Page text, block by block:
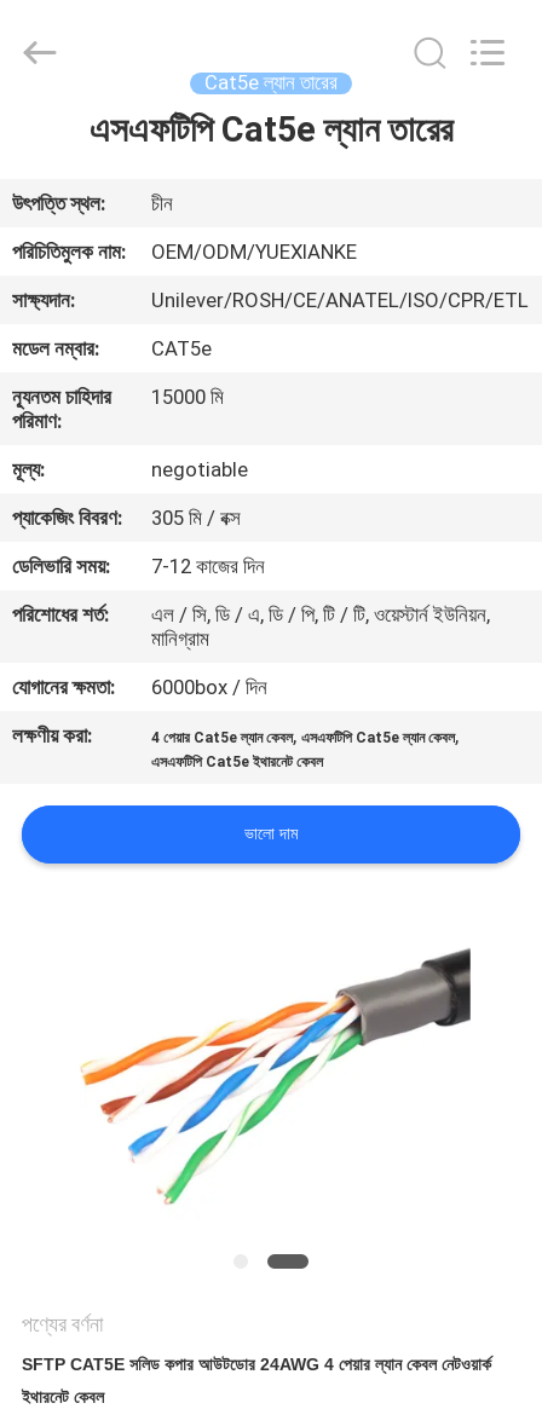
পণ্য
ভিডিও
আমাদের
সম্পর্কে
কারখানা
ভ্রমণ
মান
যোগাযোগ
খবর
গোপনীয়তা
Industry
Cat5e ল্যান তারের
এসএফটিপি Cat5e ল্যান তারের
উৎপত্তি স্থল:
চীন
পরিচিতিমুলক নাম:
OEM/ODM/YUEXIANKE
সাক্ষ্যদান:
Unilever/ROSH/CE/ANATEL/ISO/CPR/ETL
মডেল নম্বার:
CAT5e
ন্যূনতম চাহিদার
পরিমাণ:
15000 মি
মূল্য:
negotiable
প্যাকেজিং বিবরণ:
305 মি / বক্স
ডেলিভারি সময়:
7-12 কাজের দিন
পরিশোধের শর্ত:
এল / সি, ডি / এ, ডি / পি, টি / টি, ওয়েস্টার্ন ইউনিয়ন,
মানিগ্রাম
যোগানের ক্ষমতা:
6000box / দিন
লক্ষণীয় করা:
4 পেয়ার Cat5e ল্যান কেবল,এসএফটিপি Cat5e ল্যান কেবল,
এসএফটিপি Cat5e ইথারনেট কেবল
ভালো দাম
পণ্যের বর্ণনা
SFTP CAT5E সলিড কপার আউটডোর 24AWG 4 পেয়ার ল্যান কেবল নেটওয়ার্ক
ইথারনেট কেবল